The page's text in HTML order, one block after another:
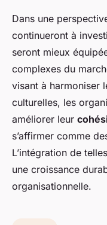
Dans une
continueront à
seront mieux
complexes du
visant à harmoniser
culturelles, les
améliorer leur
s’affirmer comme
L’intégration de telles
une croissance
organisationnelle.